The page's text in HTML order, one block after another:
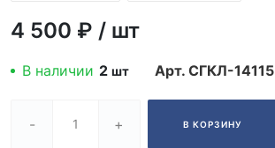
4 500 ₽ / шт
В наличии 2 шт Арт. СГКЛ-14115
- + В КОРЗИНУ